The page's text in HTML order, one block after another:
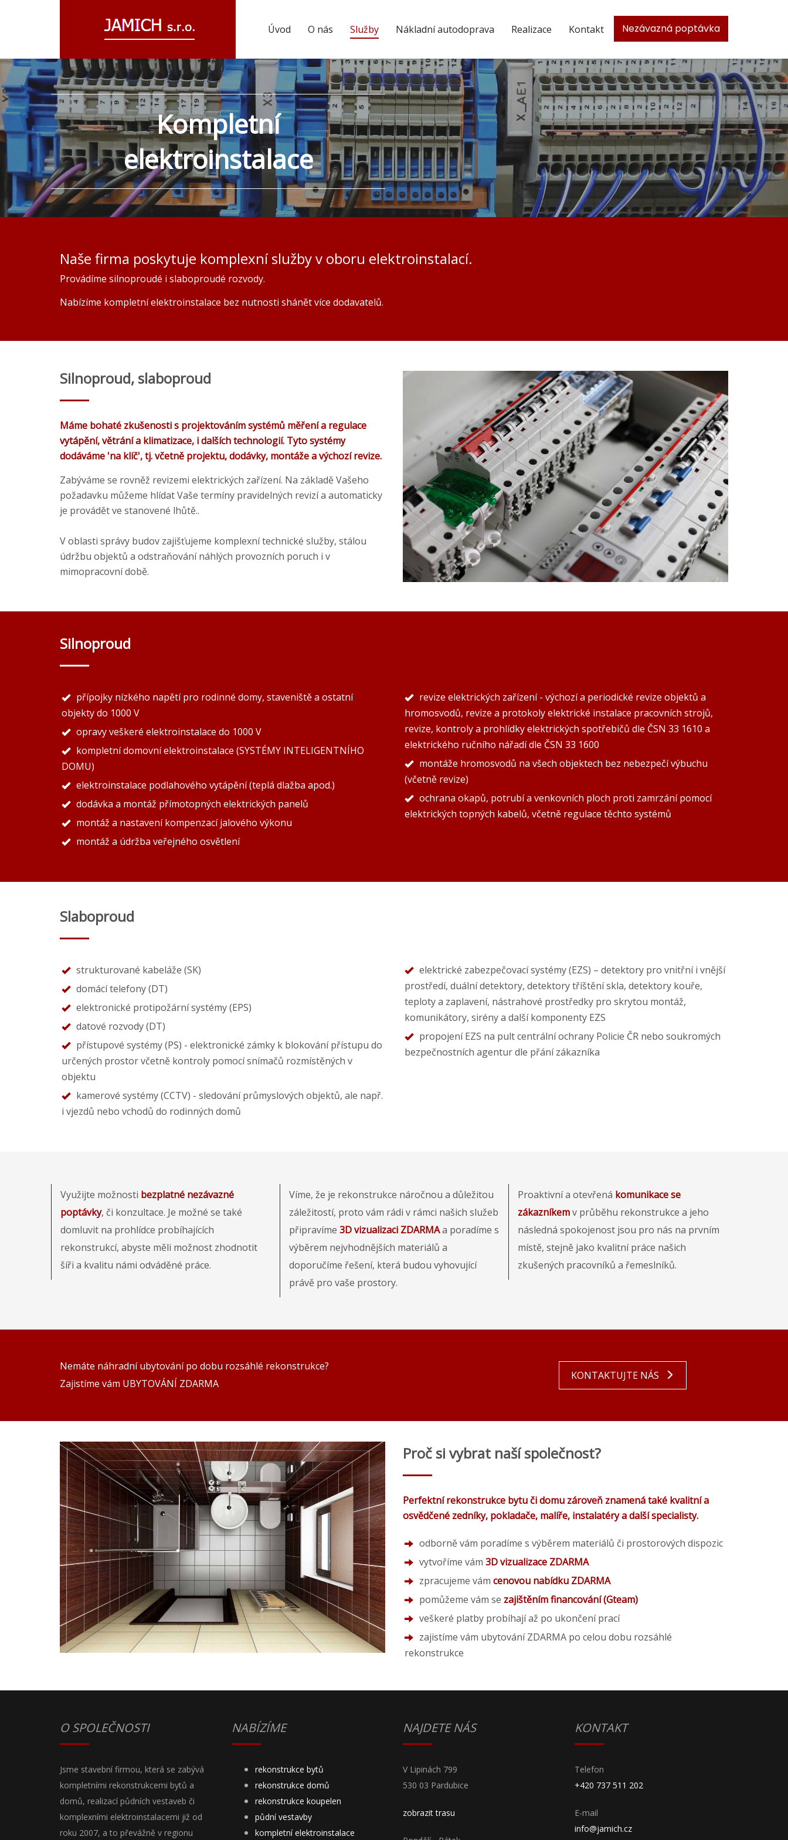
Úvod O nás Služby Nákladní autodoprava Realizace Kontakt Nezávazná poptávka
Kompletní
elektroinstalace
Naše firma poskytuje komplexní služby v oboru elektroinstalací.
Provádíme silnoproudé i slaboproudé rozvody.
Nabízíme kompletní elektroinstalace bez nutnosti shánět více dodavatelů.
Silnoproud, slaboproud
Máme bohaté zkušenosti s projektováním systémů měření a regulace
vytápění, větrání a klimatizace, i dalších technologií. Tyto systémy
dodáváme 'na klíč', tj. včetně projektu, dodávky, montáže a výchozí revize.
Zabýváme se rovněž revizemi elektrických zařízení. Na základě Vašeho
požadavku můžeme hlídat Vaše termíny pravidelných revizí a automaticky
je provádět ve stanovené lhůtě..
V oblasti správy budov zajišťujeme komplexní technické služby, stálou
údržbu objektů a odstraňování náhlých provozních poruch i v
mimopracovní době.
Silnoproud
přípojky nízkého napětí pro rodinné domy, staveniště a ostatní
objekty do 1000 V
opravy veškeré elektroinstalace do 1000 V
kompletní domovní elektroinstalace (SYSTÉMY INTELIGENTNÍHO
DOMU)
elektroinstalace podlahového vytápění (teplá dlažba apod.)
dodávka a montáž přímotopných elektrických panelů
montáž a nastavení kompenzací jalového výkonu
montáž a údržba veřejného osvětlení
revize elektrických zařízení - výchozí a periodické revize objektů a
hromosvodů, revize a protokoly elektrické instalace pracovních strojů,
revize, kontroly a prohlídky elektrických spotřebičů dle ČSN 33 1610 a
elektrického ručního nářadí dle ČSN 33 1600
montáže hromosvodů na všech objektech bez nebezpečí výbuchu
(včetně revize)
ochrana okapů, potrubí a venkovních ploch proti zamrzání pomocí
elektrických topných kabelů, včetně regulace těchto systémů
Slaboproud
strukturované kabeláže (SK)
domácí telefony (DT)
elektronické protipožární systémy (EPS)
datové rozvody (DT)
přístupové systémy (PS) - elektronické zámky k blokování přístupu do
určených prostor včetně kontroly pomocí snímačů rozmístěných v
objektu
kamerové systémy (CCTV) - sledování průmyslových objektů, ale např.
i vjezdů nebo vchodů do rodinných domů
elektrické zabezpečovací systémy (EZS) – detektory pro vnitřní i vnější
prostředí, duální detektory, detektory tříštění skla, detektory kouře,
teploty a zaplavení, nástrahové prostředky pro skrytou montáž,
komunikátory, sirény a další komponenty EZS
propojení EZS na pult centrální ochrany Policie ČR nebo soukromých
bezpečnostních agentur dle přání zákazníka
Využijte možnosti bezplatné nezávazné
poptávky, či konzultace. Je možné se také
domluvit na prohlídce probíhajících
rekonstrukcí, abyste měli možnost zhodnotit
šíři a kvalitu námi odváděné práce.
Víme, že je rekonstrukce náročnou a důležitou
záležitostí, proto vám rádi v rámci našich služeb
připravíme 3D vizualizaci ZDARMAa poradíme s
výběrem nejvhodnějších materiálů a
doporučíme řešení, která budou vyhovující
právě pro vaše prostory.
Proaktivní a otevřená komunikace se
zákazníkemv průběhu rekonstrukce a jeho
následná spokojenost jsou pro nás na prvním
místě, stejně jako kvalitní práce našich
zkušených pracovníků a řemeslníků.
Nemáte náhradní ubytování po dobu rozsáhlé rekonstrukce?
Zajistíme vám UBYTOVÁNÍ ZDARMA
KONTAKTUJTE NÁS
Proč si vybrat naší společnost?
Perfektní rekonstrukce bytu či domu zároveň znamená také kvalitní a
osvědčené zedníky, pokladače, malíře, instalatéry a další specialisty.
odborně vám poradíme s výběrem materiálů či prostorových dispozic
vytvoříme vám 3D vizualizace ZDARMA
zpracujeme vám cenovou nabídku ZDARMA
pomůžeme vám se zajištěním financování (Gteam)
veškeré platby probíhají až po ukončení prací
zajistíme vám ubytování ZDARMA po celou dobu rozsáhlé
rekonstrukce
O SPOLEČNOSTI
Jsme stavební firmou, která se zabývá
kompletními rekonstrukcemi bytů a
domů, realizací půdních vestaveb či
komplexními elektroinstalacemi již od
roku 2007, a to převážně v regionu
NABÍZÍME
rekonstrukce bytů
rekonstrukce domů
rekonstrukce koupelen
půdní vestavby
kompletní elektroinstalace
NAJDETE NÁS
V Lipinách 799
530 03 Pardubice
zobrazit trasu
KONTAKT
Telefon
+420 737 511 202
E-mail
info@jamich.cz